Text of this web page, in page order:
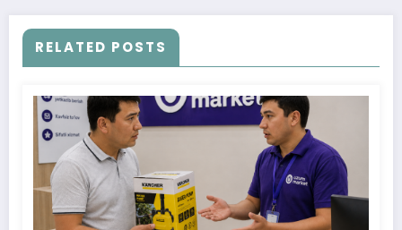
RELATED POSTS